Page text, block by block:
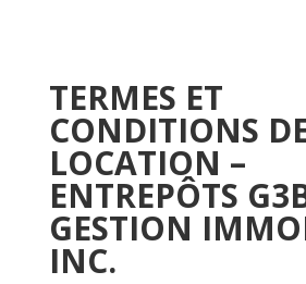
TERMES ET
CONDITIONS
LOCATION –
ENTREPÔTS
GESTION
INC.